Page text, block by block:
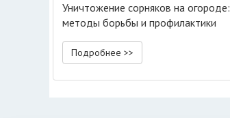
Уничтожение сорняков на огороде:
методы борьбы и профилактики
Подробнее >>